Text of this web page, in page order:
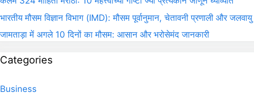
भारतीय मौसम विज्ञान विभाग (IMD): मौसम पूर्वानुमान, चेतावनी प्रणाली और
जामताड़ा में अगले 10 दिनों का मौसम: आसान और भरोसेमंद जानकारी
Categories
Business